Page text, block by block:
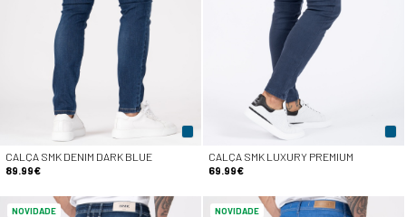
CALÇA SMK DENIM DARK BLUE
89.99€
CALÇA SMK LUXURY PREMIUM
69.99€
NOVIDADE NOVIDADE